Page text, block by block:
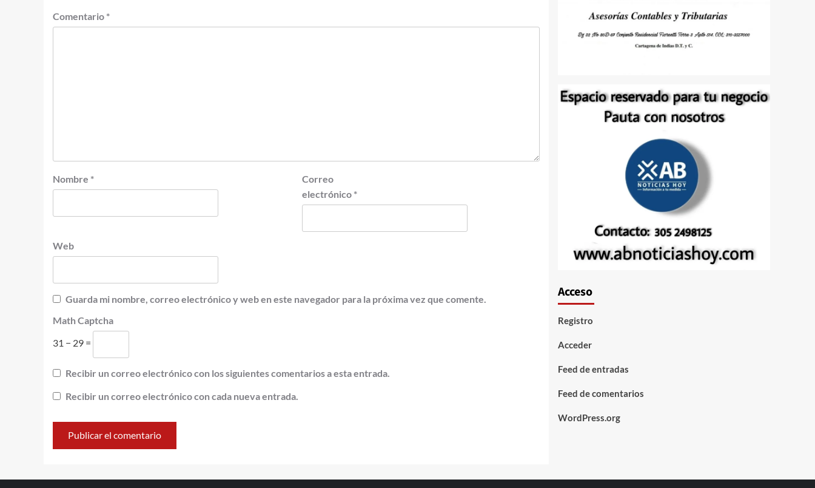
Comentario *
Nombre *
Correo
electrónico *
Web
Guarda mi nombre, correo electrónico y web en este navegador para la próxima vez que comente.
Math Captcha
31 − 29 =
Recibir un correo electrónico con los siguientes comentarios a esta entrada.
Recibir un correo electrónico con cada nueva entrada.
Acceso
Registro
Acceder
Feed de entradas
Feed de comentarios
WordPress.org